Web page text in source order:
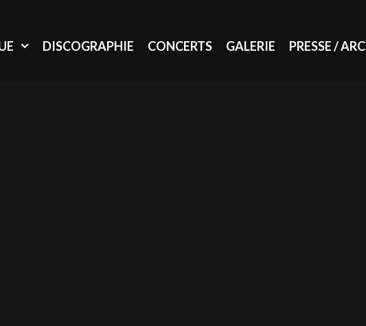
DISCOGRAPHIE CONCERTS GALERIE PRESSE /